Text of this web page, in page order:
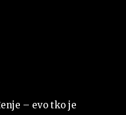
– evo tko je